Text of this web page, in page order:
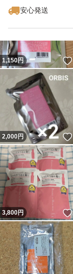
安心発送
1,150円
2,000円
3,800円